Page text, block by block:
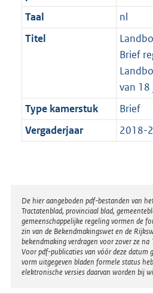
Taal
nl
Titel
Brief
van 18
Type kamerstuk
Brief
Vergaderjaar
2018-
Disclaimer
De hier aangeboden pdf-bestanden van
Tractatenblad, provinciaal blad,
gemeenschappelijke regeling vormen de
zin van de Bekendmakingswet en de
bekendmaking verdragen voor zover ze
Voor pdf-publicaties van vóór deze datum
vorm uitgegeven bladen formele status
elektronische versies daarvan worden bij